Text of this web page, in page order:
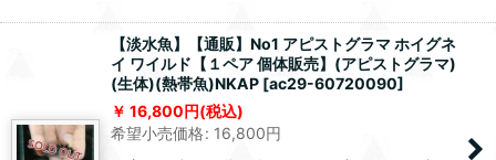
【淡水魚】【通販】No1 アピストグラマ ホイグネ
イ ワイルド【１ペア 個体販売】(アピストグラマ)
(生体)(熱帯魚)NKAP [ac29-60720090]
16,800円(税込)
希望小売価格: 16,800円